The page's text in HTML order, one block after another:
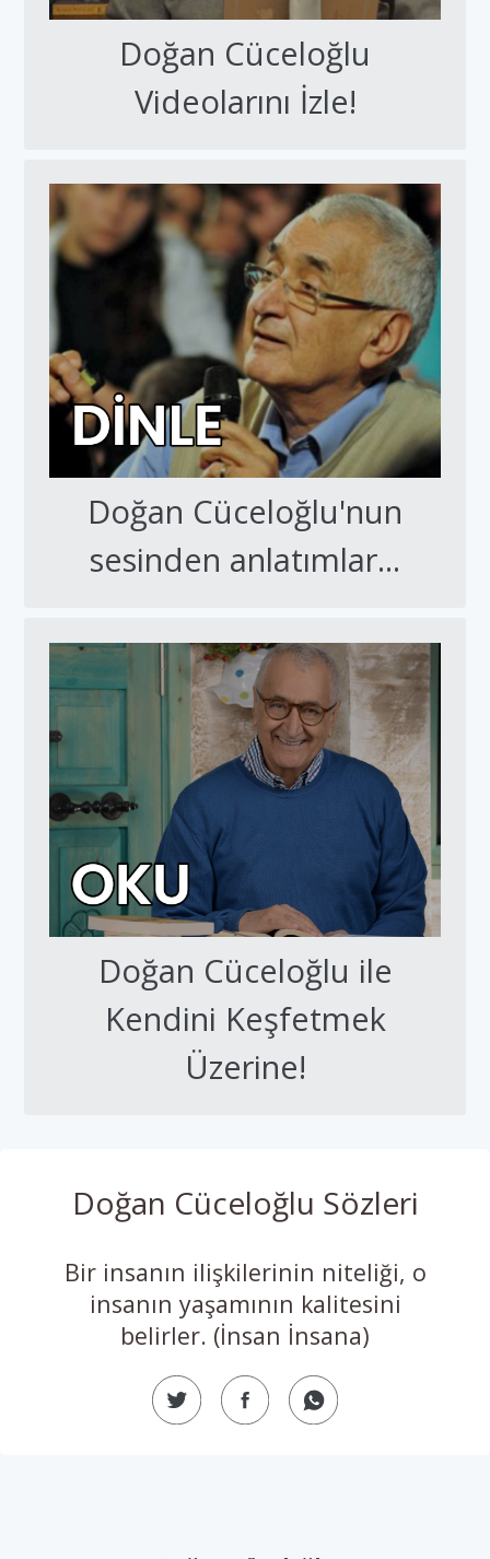
Doğan Cüceloğlu
Videolarını İzle!
Doğan Cüceloğlu'nun
sesinden anlatımlar...
Doğan Cüceloğlu ile
Kendini Keşfetmek
Üzerine!
Doğan Cüceloğlu Sözleri
Bir insanın ilişkilerinin niteliği, o
insanın yaşamının kalitesini
belirler. (İnsan İnsana)